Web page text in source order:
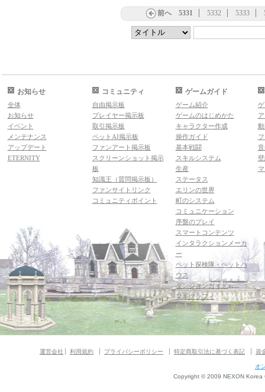
前へ 5331 5332 5333
お知らせ
全体
お知らせ
イベント
メンテナンス
アップデート
ETERNITY
コミュニティ
自由掲示板
プレイヤー掲示板
取引掲示板
ペットAI掲示板
ファンアート掲示板
スクリーンショット掲示
板
知識王（質問掲示板）
ファンサイトリンク
コミュニティポイント
ゲームガイド
ゲーム紹介
ゲームのはじめかた
キャラクター作成
操作ガイド
基本戦闘
スキルシステム
生産
ステータス
エリンの世界
町のシステム
コミュニケーション
序盤のプレイ
スマートコンテンツ
インタラクションメーカ
ー
ペット探検隊・ペットハ
ウス
ダンジョンガイド
マギグラフィ
運営会社 利用規約 プライバシーポリシー 特定商取引法に基づく表記 資
オ
Copyright © 2009 NEXON Korea